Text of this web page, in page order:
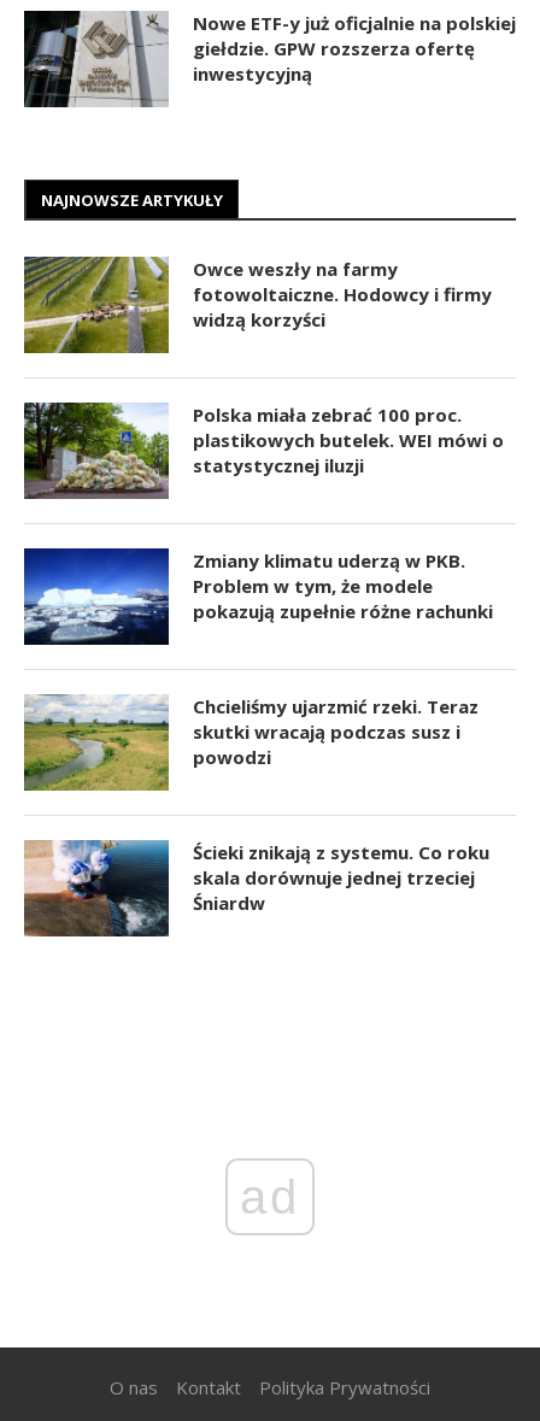
Nowe ETF-y już oficjalnie na polskiej
giełdzie. GPW rozszerza ofertę
inwestycyjną
NAJNOWSZE ARTYKUŁY
Owce weszły na farmy
fotowoltaiczne. Hodowcy i firmy
widzą korzyści
Polska miała zebrać 100 proc.
plastikowych butelek. WEI mówi o
statystycznej iluzji
Zmiany klimatu uderzą w PKB.
Problem w tym, że modele
pokazują zupełnie różne rachunki
Chcieliśmy ujarzmić rzeki. Teraz
skutki wracają podczas susz i
powodzi
Ścieki znikają z systemu. Co roku
skala dorównuje jednej trzeciej
Śniardw
ad
O nas Kontakt Polityka Prywatności